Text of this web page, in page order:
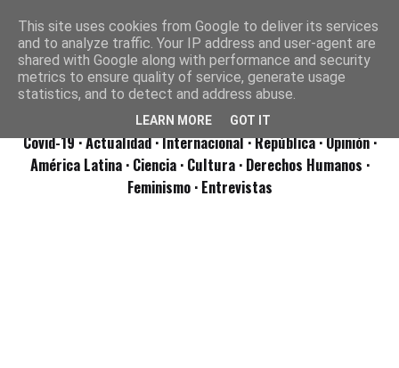
Covid-19· Actualidad· Internacional· República· Opinión·
América Latina · Ciencia · Cultura · Derechos Humanos ·
Feminismo · Entrevistas
This site uses cookies from Google to deliver its services
and to analyze traffic. Your IP address and user-agent are
shared with Google along with performance and security
metrics to ensure quality of service, generate usage
statistics, and to detect and address abuse.
LEARN MORE GOT IT